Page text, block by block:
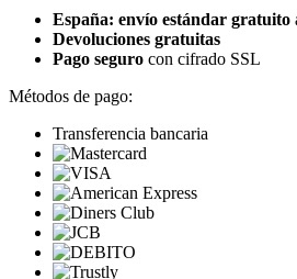
España: envío estándar gratuito
Devoluciones gratuitas
Pago seguro con cifrado SSL
Métodos de pago:
Transferencia bancaria